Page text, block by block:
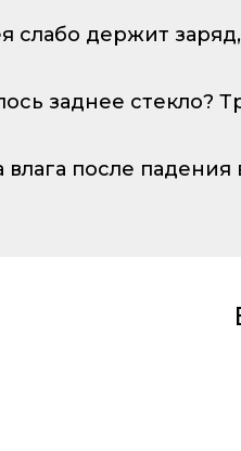
слабо держит
заднее стекло?
влага после падения